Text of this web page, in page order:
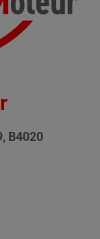
B4020